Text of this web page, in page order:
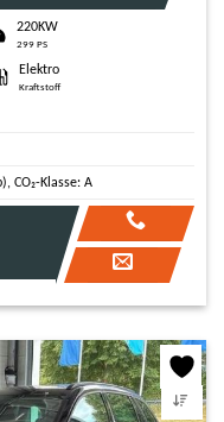
220KW
299 PS
Elektro
Kraftstoff
CO₂-Klasse: A